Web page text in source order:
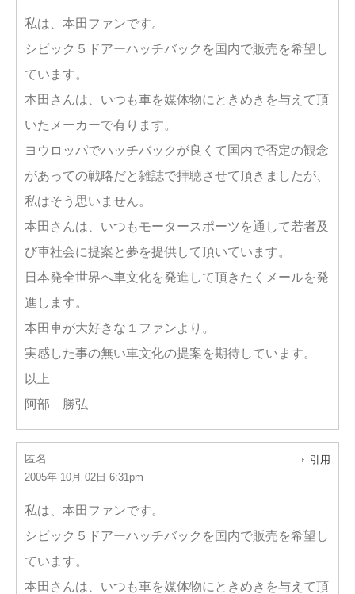
私は、本田ファンです。
シビック５ドアーハッチバックを国内で販売を希望し
ています。
本田さんは、いつも車を媒体物にときめきを与えて頂
いたメーカーで有ります。
ヨウロッパでハッチバックが良くて国内で否定の観念
があっての戦略だと雑誌で拝聴させて頂きましたが、
私はそう思いません。
本田さんは、いつもモータースポーツを通して若者及
び車社会に提案と夢を提供して頂いています。
日本発全世界へ車文化を発進して頂きたくメールを発
進します。
本田車が大好きな１ファンより。
実感した事の無い車文化の提案を期待しています。
以上
阿部 勝弘
匿名
2005年 10月 02日 6:31pm
引用
私は、本田ファンです。
シビック５ドアーハッチバックを国内で販売を希望し
ています。
本田さんは、いつも車を媒体物にときめきを与えて頂